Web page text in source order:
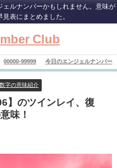
ルナンバーかもしれません。意味が
表にまとめました。
Club
00000-99999 今日のエンジェルナンバー
数字の意味紹介
】のツインレイ、復
味！